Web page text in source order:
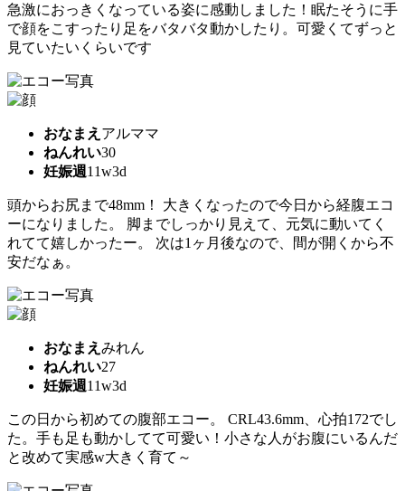
急激におっきくなっている姿に感動しました！眠たそうに手
で顔をこすったり足をバタバタ動かしたり。可愛くてずっと
見ていたいくらいです
おなまえ アルママ
ねんれい30
妊娠週11w3d
頭からお尻まで48mm！ 大きくなったので今日から経腹エコ
ーになりました。 脚までしっかり見えて、元気に動いてく
れてて嬉しかったー。 次は1ヶ月後なので、間が開くから不
安だなぁ。
おなまえ みれん
ねんれい27
妊娠週11w3d
この日から初めての腹部エコー。 CRL43.6mm、心拍172でし
た。手も足も動かしてて可愛い！小さな人がお腹にいるんだ
と改めて実感w大きく育て～